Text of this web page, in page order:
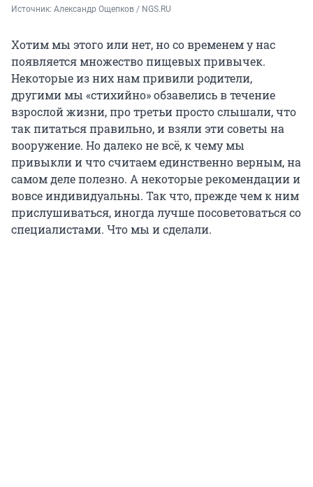
Источник: Александр Ощепков / NGS.RU
Хотим мы этого или нет, но со временем у нас
появляется множество пищевых привычек.
Некоторые из них нам привили родители,
другими мы «стихийно» обзавелись в течение
взрослой жизни, про третьи просто слышали, что
так питаться правильно, и взяли эти советы на
вооружение. Но далеко не всё, к чему мы
привыкли и что считаем единственно верным, на
самом деле полезно. А некоторые рекомендации и
вовсе индивидуальны. Так что, прежде чем к ним
прислушиваться, иногда лучше посоветоваться со
специалистами. Что мы и сделали.